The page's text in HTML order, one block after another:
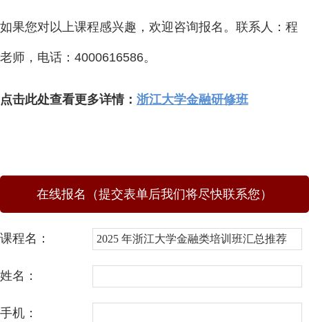
如果您对以上课程感兴趣，欢迎咨询报名。联系人：程
老师，电话：4000616586。
点击此处查看更多详情： 浙江大学金融研修班
在线报名（提交表单后我们将尽快联系您）
课程名：
姓名：
手机：